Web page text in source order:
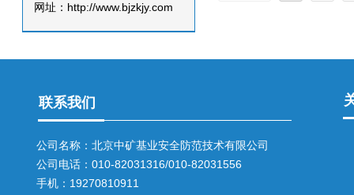
网址：http://www.bjzkjy.com
联系我们
公司名称：北京中矿基业安全防范技术有限公司
公司电话：010-82031316/010-82031556
手机：19270810911